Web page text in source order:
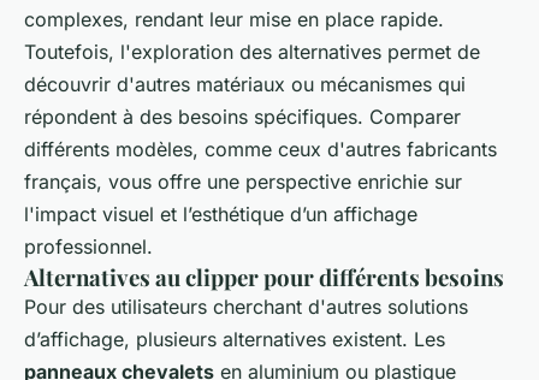
complexes, rendant leur mise en place rapide.
Toutefois, l'exploration des alternatives permet de
découvrir d'autres matériaux ou mécanismes qui
répondent à des besoins spécifiques. Comparer
différents modèles, comme ceux d'autres fabricants
français, vous offre une perspective enrichie sur
l'impact visuel et l’esthétique d’un affichage
professionnel.
Alternatives au clipper pour différents besoins
Pour des utilisateurs cherchant d'autres solutions
d’affichage, plusieurs alternatives existent. Les
panneaux chevalets en aluminium ou plastique